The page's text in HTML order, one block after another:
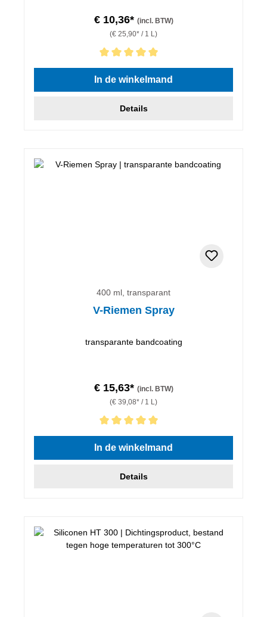
€ 10,36* (incl. BTW)
(€ 25,90* / 1 L)
Gemiddelde waardering van 5 van 5 sterren
In de winkelmand
Details
400 ml, transparant
V-Riemen Spray
transparante bandcoating
€ 15,63* (incl. BTW)
(€ 39,08* / 1 L)
Gemiddelde waardering van 5 van 5 sterren
In de winkelmand
Details